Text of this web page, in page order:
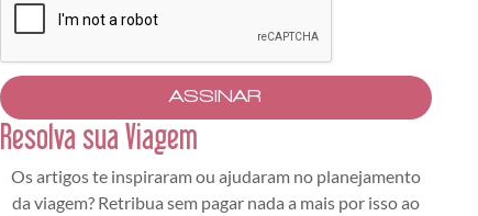
ASSINAR
Resolva sua Viagem
Os artigos te inspiraram ou ajudaram no planejamento
da viagem? Retribua sem pagar nada a mais por isso ao